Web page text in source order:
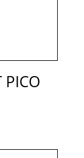
PICO